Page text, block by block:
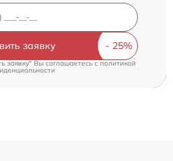
заявку
заявку" Вы соглашаетесь cполитикой